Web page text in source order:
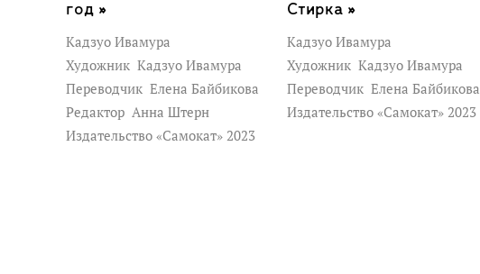
год »
Кадзуо Ивамура
Художник Кадзуо Ивамура
Переводчик Елена Байбикова
Редактор Анна Штерн
Издательство «Самокат» 2023
Стирка »
Кадзуо Ивамура
Художник Кадзуо Ивамура
Переводчик Елена Байбикова
Издательство «Самокат» 2023